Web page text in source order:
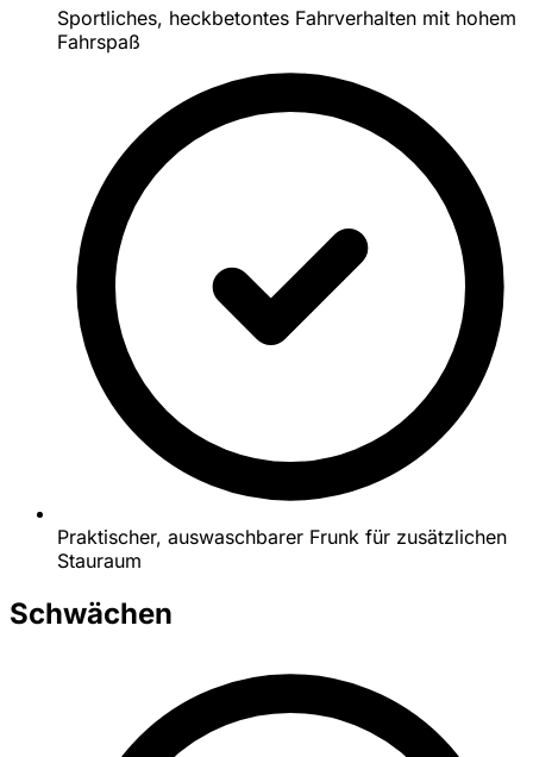
Sportliches, heckbetontes Fahrverhalten mit hohem
Fahrspaß
Praktischer, auswaschbarer Frunk für zusätzlichen
Stauraum
Schwächen